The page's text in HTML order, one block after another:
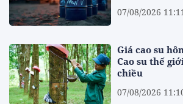
07/08/2026
Giá cao su
Cao su thế
chiều
07/08/2026